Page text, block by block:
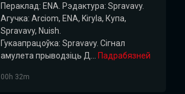
Пераклад: ENA. Рэдактура: Spravavy.
Агучка: Arciom, ENA, Kiryla, Купа,
Spravavy, Nuish.
Гукаапрацоўка: Spravavy. Сігнал
амулета прыводзіць Д...
Падрабязней
00h 32m